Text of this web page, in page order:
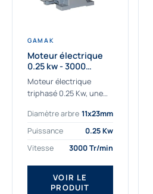
GAMAK
Moteur électrique
0.25 kw - 3000
Tr/min - 230/400V -
IE2
Moteur électrique
triphasé 0.25 Kw, une
adaptée à tous types
de machines.
triphasé 0.25 Kw Gamak
à haut rendement...
Diamètre arbre 11x23mm
Puissance
0.25 Kw
Vitesse
3000 Tr/min
VOIR LE
PRODUIT